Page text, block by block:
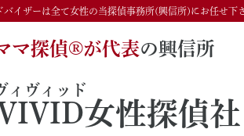
イザーは全て女性の当探偵事務所(興信所)にお任せ下
マ探偵®️が代表の興信所
ィヴィッド
女性探偵社